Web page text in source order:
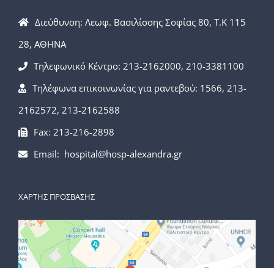
Διεύθυνση: Λεωφ. Βασιλίσσης Σοφίας 80, Τ.Κ 115
28, ΑΘΗΝΑ
Τηλεφωνικό Κέντρο: 213-2162000, 210-3381100
Τηλέφωνα επικοινωνίας για ραντεβού: 1566, 213-
2162572, 213-2162588
Fax: 213-216-2898
Email: hospital@hosp-alexandra.gr
ΧΑΡΤΗΣ ΠΡΟΣΒΑΣΗΣ